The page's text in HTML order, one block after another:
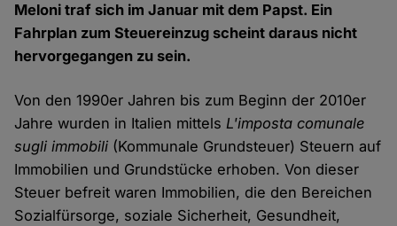
Meloni traf sich im Januar mit dem Papst. Ein
Fahrplan zum Steuereinzug scheint daraus nicht
hervorgegangen zu sein.
Von den 1990er Jahren bis zum Beginn der 2010er
Jahre wurden in Italien mittelsL'imposta comunale
sugli immobili (Kommunale Grundsteuer) Steuern auf
Immobilien und Grundstücke erhoben. Von dieser
Steuer befreit waren Immobilien, die den Bereichen
Sozialfürsorge, soziale Sicherheit, Gesundheit,